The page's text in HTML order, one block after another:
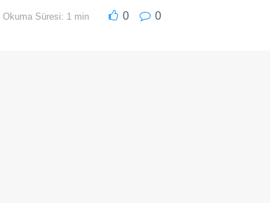
Okuma Süresi: 1 min 0 0